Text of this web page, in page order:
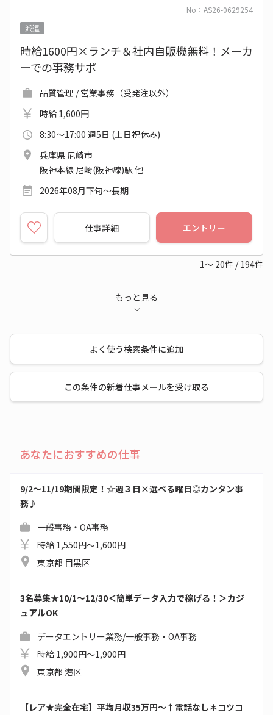
No：AS26-0629254
派遣
時給1600円×ランチ＆社内自販機無料！メーカ
ーでの事務サポ
品質管理 / 営業事務（受発注以外）
時給 1,600円
8:30～17:00 週5日 (土日祝休み)
兵庫県 尼崎市
阪神本線 尼崎(阪神線)駅 他
2026年08月下旬～長期
仕事詳細 エントリー
1～ 20件 / 194件
もっと見る
よく使う検索条件に追加
この条件の新着仕事メールを受け取る
あなたにおすすめの仕事
9/2～11/19期間限定！☆週３日×選べる曜日◎カンタン事
務♪
一般事務・OA事務
時給 1,550円～1,600円
東京都 目黒区
3名募集★10/1～12/30＜簡単データ入力で稼げる！＞カジ
ュアルOK
データエントリー業務/一般事務・OA事務
時給 1,900円～1,900円
東京都 港区
【レア★完全在宅】平均月収35万円～↑電話なし＊コツコ